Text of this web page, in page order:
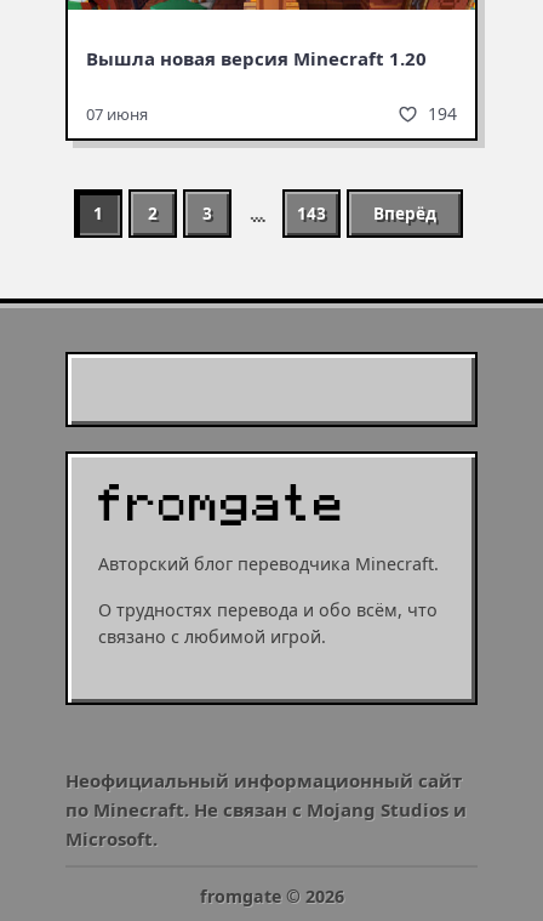
Вышла новая версия Minecraft 1.20
07 июня 194
1 2 3 … 143 Вперёд
Авторский блог переводчика Minecraft.
О трудностях перевода и обо всём, что
связано с любимой игрой.
муушрумом или мушрумом
Неофициальный информационный сайт
по Minecraft. Не связан с Mojang Studios и
Microsoft.
fromgate © 2026